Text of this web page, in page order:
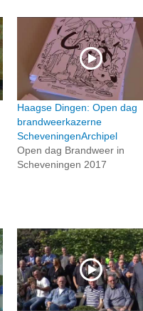
Haagse Dingen: Open dag
brandweerkazerne
ScheveningenArchipel
Open dag Brandweer in
Scheveningen 2017